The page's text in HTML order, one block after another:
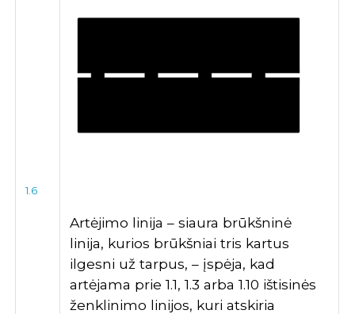
1.6
Artėjimo linija – siaura brūkšninė
linija, kurios brūkšniai tris kartus
ilgesni už tarpus, – įspėja, kad
artėjama prie 1.1, 1.3 arba 1.10 ištisinės
ženklinimo linijos, kuri atskiria